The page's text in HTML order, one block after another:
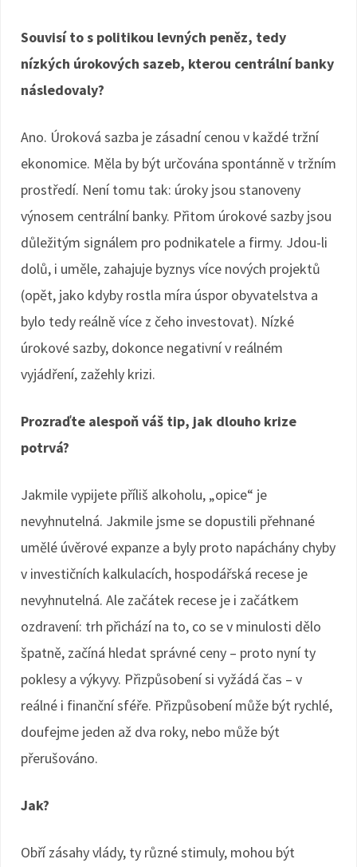
Souvisí to s politikou levných peněz, tedy
nízkých úrokových sazeb, kterou centrální banky
následovaly?
Ano. Úroková sazba je zásadní cenou v každé tržní
ekonomice. Měla by být určována spontánně v tržním
prostředí. Není tomu tak: úroky jsou stanoveny
výnosem centrální banky. Přitom úrokové sazby jsou
důležitým signálem pro podnikatele a firmy. Jdou-li
dolů, i uměle, zahajuje byznys více nových projektů
(opět, jako kdyby rostla míra úspor obyvatelstva a
bylo tedy reálně více z čeho investovat). Nízké
úrokové sazby, dokonce negativní v reálném
vyjádření, zažehly krizi.
Prozraďte alespoň váš tip, jak dlouho krize
potrvá?
Jakmile vypijete příliš alkoholu, „opice“ je
nevyhnutelná. Jakmile jsme se dopustili přehnané
umělé úvěrové expanze a byly proto napáchány chyby
v investičních kalkulacích, hospodářská recese je
nevyhnutelná. Ale začátek recese je i začátkem
ozdravení: trh přichází na to, co se v minulosti dělo
špatně, začíná hledat správné ceny – proto nyní ty
poklesy a výkyvy. Přizpůsobení si vyžádá čas – v
reálné i finanční sféře. Přizpůsobení může být rychlé,
doufejme jeden až dva roky, nebo může být
přerušováno.
Jak?
Obří zásahy vlády, ty různé stimuly, mohou být